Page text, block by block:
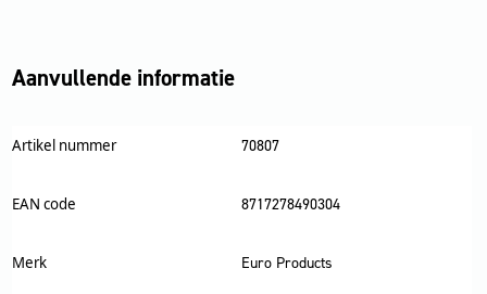
Aanvullende informatie
Artikel nummer 70807
EAN code 8717278490304
Merk Euro Products